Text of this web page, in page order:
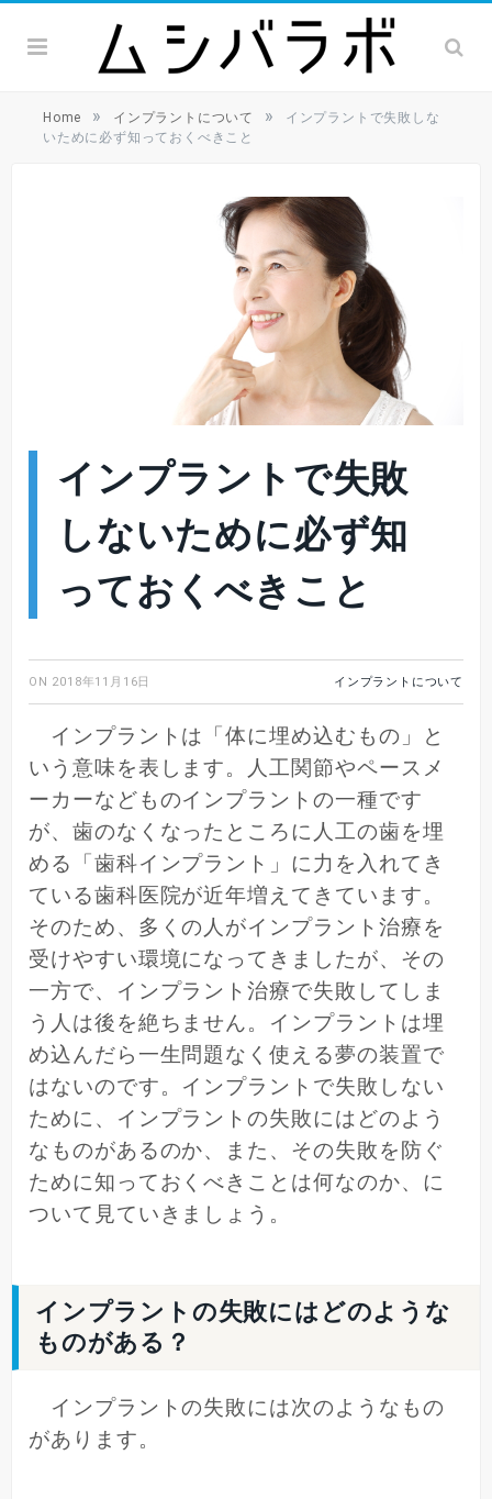
Home » インプラントについて »
インプラントで失敗しな
いために必ず知っておくべきこと
インプラントで失敗
しないために必ず知
っておくべきこと
ON 2018年11月16日 インプラントについて
インプラントは「体に埋め込むもの」と
いう意味を表します。人工関節やペースメ
ーカーなどものインプラントの一種です
が、歯のなくなったところに人工の歯を埋
める「歯科インプラント」に力を入れてき
ている歯科医院が近年増えてきています。
そのため、多くの人がインプラント治療を
受けやすい環境になってきましたが、その
一方で、インプラント治療で失敗してしま
う人は後を絶ちません。インプラントは埋
め込んだら一生問題なく使える夢の装置で
はないのです。インプラントで失敗しない
ために、インプラントの失敗にはどのよう
なものがあるのか、また、その失敗を防ぐ
ために知っておくべきことは何なのか、に
ついて見ていきましょう。
インプラントの失敗にはどのような
ものがある？
インプラントの失敗には次のようなもの
があります。